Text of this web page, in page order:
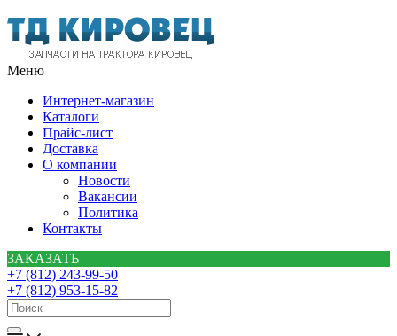
Меню
Интернет-магазин
Каталоги
Прайс-лист
Доставка
О компании
Новости
Вакансии
Политика
Контакты
ЗАКАЗАТЬ
+7 (812) 243-99-50
+7 (812) 953-15-82